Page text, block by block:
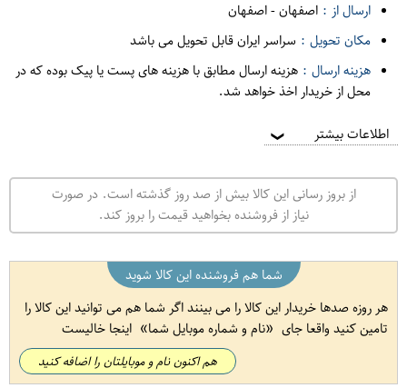
ارسال از : اصفهان-اصفهان
مکان تحویل : سراسر ایران قابل تحویل می باشد
هزینه ارسال : هزینه ارسال مطابق با هزینه های پست یا پیک بوده که در
محل از خریدار اخذ خواهد شد.
اطلاعات بیشتر ❯
از بروز رسانی این کالا بیش از صد روز گذشته است. در صورت
نیاز از فروشنده بخواهید قیمت را بروز کند.
شما هم فروشنده این کالا شوید
هر روزه صدها خریدار این کالا را می بینند اگر شما هم می توانید این کالا را
تامین کنید واقعا جای
نام و شماره موبایل شما اینجا خالیست
هم اکنون نام و موبایلتان را اضافه کنید